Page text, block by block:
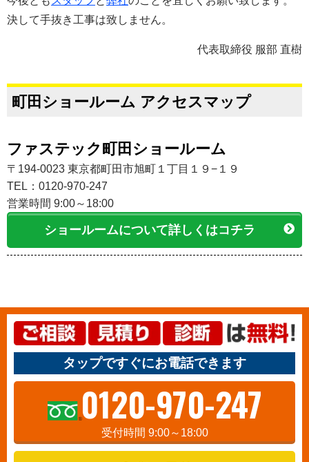
決して手抜き工事は致しません。
代表取締役 服部 直樹
町田ショールーム アクセスマップ
ファステック町田ショールーム
〒194-0023 東京都町田市旭町１丁目１９−１９
TEL：0120-970-247
営業時間 9:00～18:00
ショールームについて詳しくはコチラ
タップですぐにお電話できます
0120-970-247
受付時間 9:00～18:00